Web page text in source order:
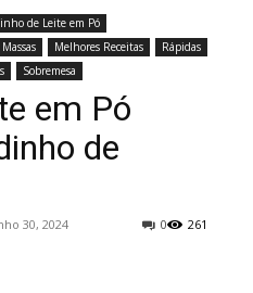
de Leite em Pó
Massas Melhores Receitas
Rápidas
Sobremesa
em Pó
de
30, 2024 261
0